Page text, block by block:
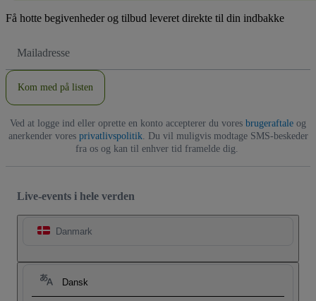
Få hotte begivenheder og tilbud leveret direkte til din indbakke
adresse
Kom med på listen
Ved at logge ind eller oprette en konto accepterer du vores brugeraftale og
anerkender vores privatlivspolitik. Du vil muligvis modtage SMS-beskeder
fra os og kan til enhver tid framelde dig.
Live-events i hele verden
Danmark
Dansk